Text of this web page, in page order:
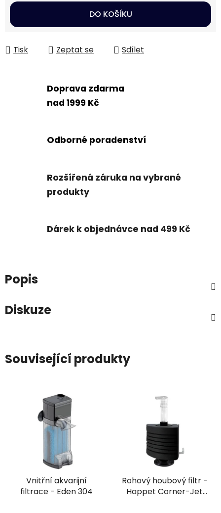
Měrná cena:
DO KOŠÍKU
Tisk Zeptat se Sdílet
Doprava zdarma
nad 1999 Kč
Odborné poradenství
Rozšířená záruka na vybrané
produkty
Dárek k objednávce nad 499 Kč
Popis
Diskuze
Související produkty
Vnitřní akvarijní
filtrace - Eden 304
Rohový houbový filtr -
Happet Corner-Jet